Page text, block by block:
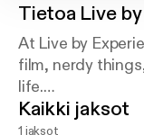
Tietoa Live
At Live by
film, nerdy
life.
This is a place
there and
Kaikki jaksot
1 jaksot